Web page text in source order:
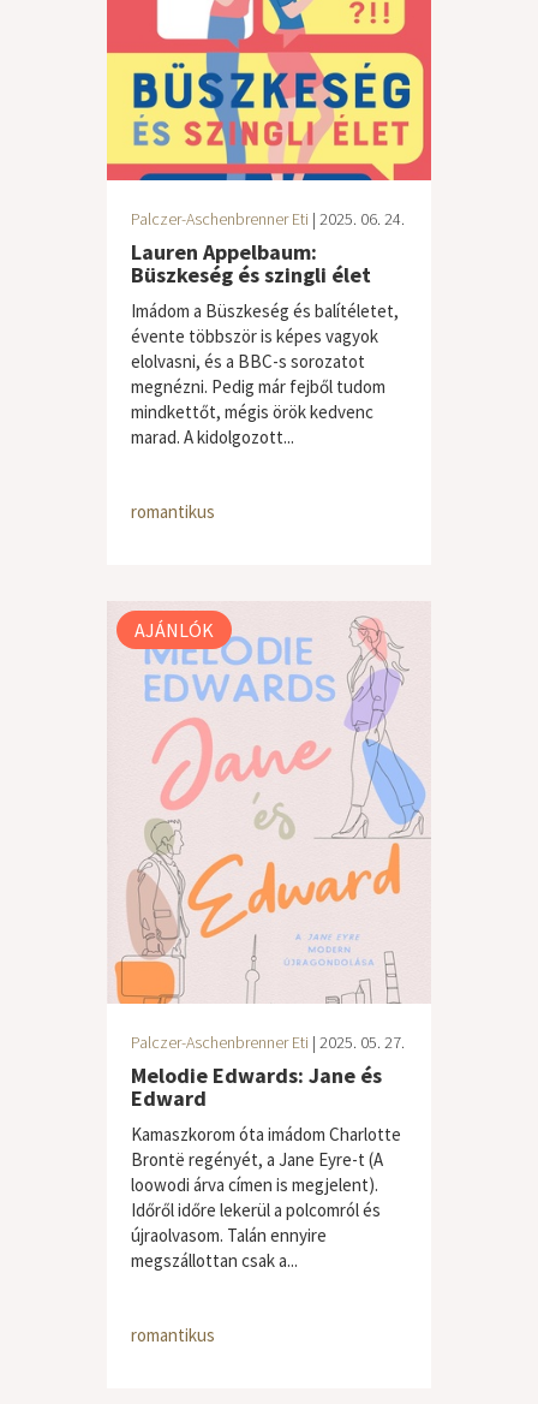
Palczer-Aschenbrenner Eti | 2025. 06. 24.
Lauren Appelbaum:
Büszkeség és szingli élet
Imádom a Büszkeség és balítéletet,
évente többször is képes vagyok
elolvasni, és a BBC-s sorozatot
megnézni. Pedig már fejből tudom
mindkettőt, mégis örök kedvenc
marad. A kidolgozott...
romantikus
AJÁNLÓK
Palczer-Aschenbrenner Eti | 2025. 05. 27.
Melodie Edwards: Jane és
Edward
Kamaszkorom óta imádom Charlotte
Brontë regényét, a Jane Eyre-t (A
loowodi árva címen is megjelent).
Időről időre lekerül a polcomról és
újraolvasom. Talán ennyire
megszállottan csak a...
romantikus